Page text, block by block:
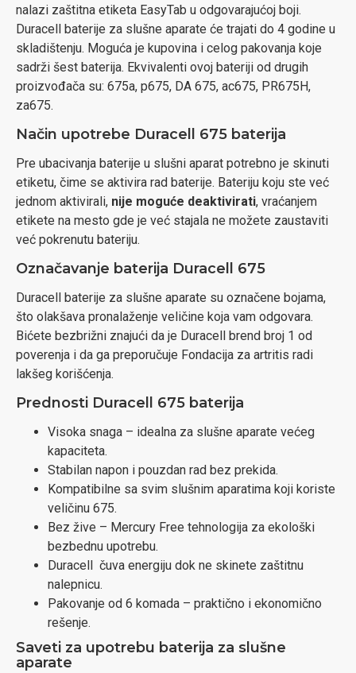
nalazi zaštitna etiketa EasyTab u odgovarajućoj boji.
Duracell baterije za slušne aparate će trajati do 4 godine u
skladištenju. Moguća je kupovina i celog pakovanja koje
sadrži šest baterija. Ekvivalenti ovoj bateriji od drugih
proizvođača su: 675a, p675, DA 675, ac675, PR675H,
za675.
Način upotrebe Duracell 675 baterija
Pre ubacivanja baterije u slušni aparat potrebno je skinuti
etiketu, čime se aktivira rad baterije. Bateriju koju ste već
jednom aktivirali, nije moguće deaktivirati, vraćanjem
etikete na mesto gde je već stajala ne možete zaustaviti
već pokrenutu bateriju.
Označavanje baterija Duracell 675
Duracell baterije za slušne aparate su označene bojama,
što olakšava pronalaženje veličine koja vam odgovara.
Bićete bezbrižni znajući da je Duracell brend broj 1 od
poverenja i da ga preporučuje Fondacija za artritis radi
lakšeg korišćenja.
Prednosti Duracell 675 baterija
Visoka snaga – idealna za slušne aparate većeg
kapaciteta.
Stabilan napon i pouzdan rad bez prekida.
Kompatibilne sa svim slušnim aparatima koji koriste
veličinu 675.
Bez žive – Mercury Free tehnologija za ekološki
bezbednu upotrebu.
Duracell čuva energiju dok ne skinete zaštitnu
nalepnicu.
Pakovanje od 6 komada – praktično i ekonomično
rešenje.
Saveti za upotrebu baterija za slušne
aparate